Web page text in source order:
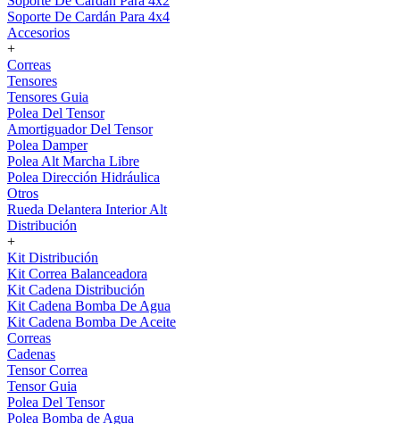
Soporte De Cardán Para 4x4
Accesorios
+
Correas
Tensores
Tensores Guia
Polea Del Tensor
Amortiguador Del Tensor
Polea Damper
Polea Alt Marcha Libre
Polea Dirección Hidráulica
Otros
Rueda Delantera Interior Alt
Distribución
+
Kit Distribución
Kit Correa Balanceadora
Kit Cadena Distribución
Kit Cadena Bomba De Agua
Kit Cadena Bomba De Aceite
Correas
Cadenas
Tensor Correa
Tensor Guia
Polea Del Tensor
Polea Bomba de Agua